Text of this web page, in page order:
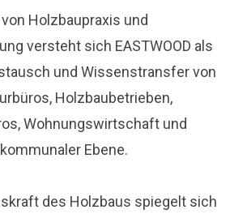
Holzbaupraxis und
versteht sich EASTWOOD als
und Wissenstransfer von
Holzbaubetrieben,
Wohnungswirtschaft und
Ebene.
des Holzbaus spiegelt sich